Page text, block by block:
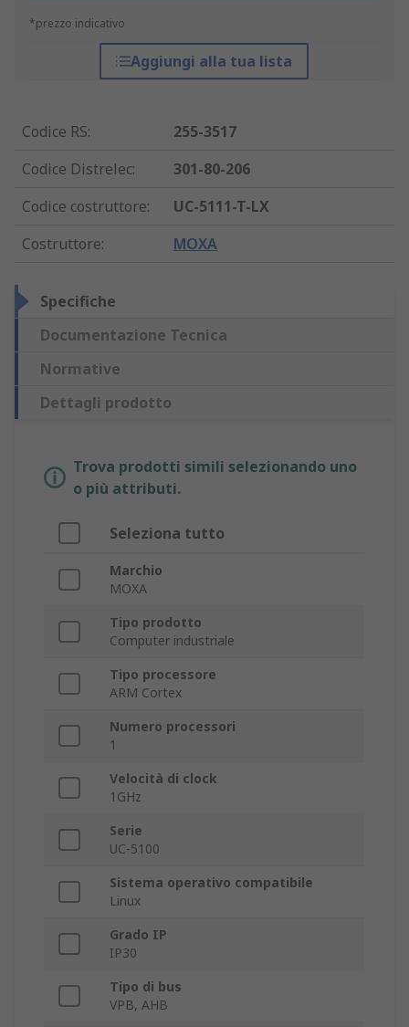
*prezzo indicativo
Aggiungi alla tua lista
Codice RS:
255-3517
Codice Distrelec:
301-80-206
Codice costruttore:
UC-5111-T-LX
Costruttore: MOXA
Specifiche
Documentazione Tecnica
Normative
Dettagli prodotto
Trova prodotti simili selezionando uno
o più attributi.
Seleziona tutto
Marchio
MOXA
Tipo prodotto
Computer industriale
Tipo processore
ARM Cortex
Numero processori
1
Velocità di clock
1GHz
Serie
UC-5100
Sistema operativo compatibile
Linux
Grado IP
IP30
Tipo di bus
VPB, AHB